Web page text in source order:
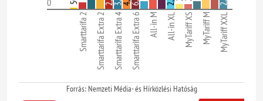
0
Smarttarifa 2 Smarttarifa Extra 2Smarttarifa Extra 4Smarttarifa Extra 6 All-in M All-in XL MyTariff XS MyTariff M MyTariff XXL
Forrás: Nemzeti Média- és Hírközlési Hatóság